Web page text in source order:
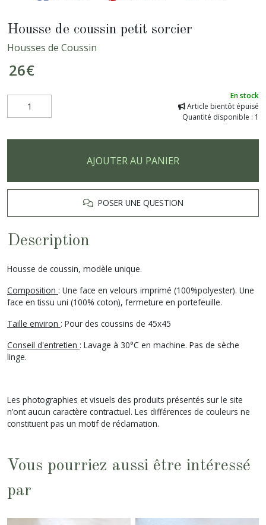
Housse de coussin petit sorcier
Housses de Coussin
26€
En stock
Article bientôt épuisé
Quantité disponible : 1
AJOUTER AU PANIER
POSER UNE QUESTION
Description
Housse de coussin, modèle unique.
Composition : Une face en velours imprimé (100%polyester). Une
face en tissu uni (100% coton), fermeture en portefeuille.
Taille environ : Pour des coussins de 45x45
Conseil d'entretien : Lavage à 30°C en machine. Pas de sèche
linge.
Les photographies et visuels des produits présentés sur le site
n’ont aucun caractère contractuel. Les différences de couleurs ne
constituent pas un motif de réclamation.
Vous pourriez aussi être intéressé
par